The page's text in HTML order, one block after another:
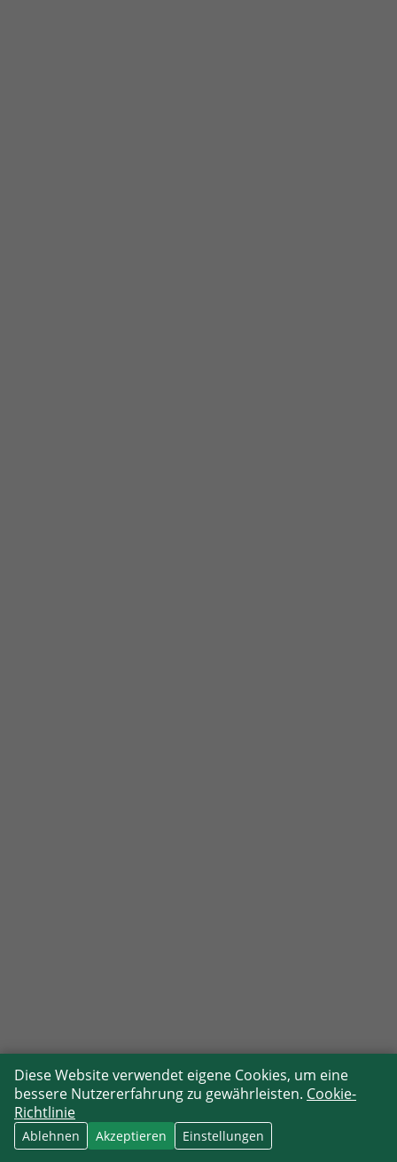
Diese Website verwendet eigene Cookies, um eine
bessere Nutzererfahrung zu gewährleisten. Cookie-
Richtlinie
Ablehnen Akzeptieren Einstellungen